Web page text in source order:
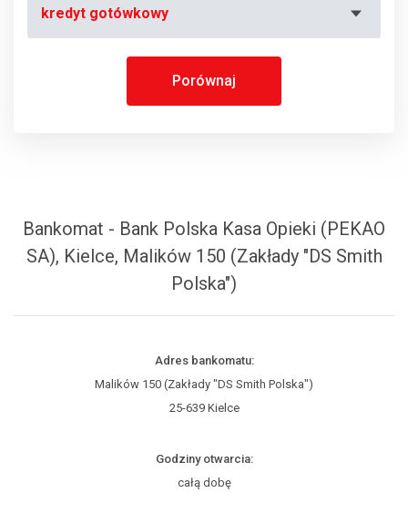
kredyt gotówkowy
Porównaj
Bankomat - Bank Polska Kasa Opieki (PEKAO
SA), Kielce, Malików 150 (Zakłady "DS Smith
Polska")
Adres bankomatu:
Malików 150 (Zakłady "DS Smith Polska")
25-639 Kielce
Godziny otwarcia:
całą dobę